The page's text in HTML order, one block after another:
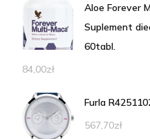
Aloe Forever
Suplement
60tabl.
84,00zł
Furla
567,70zł